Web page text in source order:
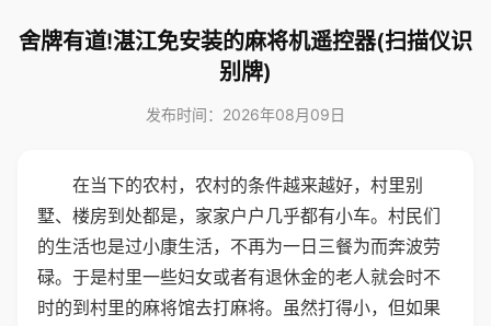
舍牌有道!湛江免安装的麻将机遥控器(扫描仪识
别牌)
发布时间：2026年08月09日
在当下的农村，农村的条件越来越好，村里别
墅、楼房到处都是，家家户户几乎都有小车。村民们
的生活也是过小康生活，不再为一日三餐为而奔波劳
碌。于是村里一些妇女或者有退休金的老人就会时不
时的到村里的麻将馆去打麻将。虽然打得小，但如果